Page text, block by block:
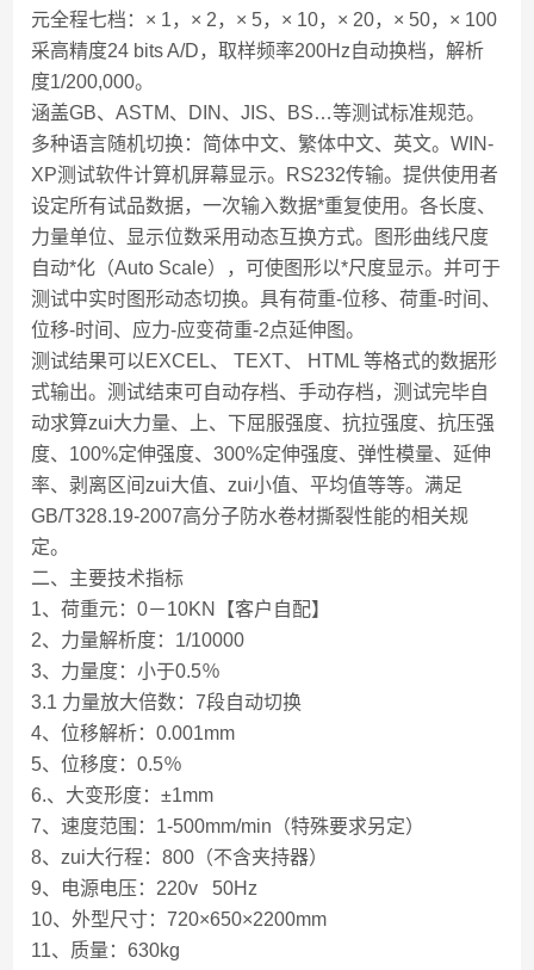
元全程七档：× 1，× 2，× 5，× 10，× 20，× 50，× 100
采高精度24 bits A/D，取样频率200Hz自动换档，解析
度1/200,000。
涵盖GB、ASTM、DIN、JIS、BS…等测试标准规范。
多种语言随机切换：简体中文、繁体中文、英文。WIN-
XP测试软件计算机屏幕显示。RS232传输。提供使用者
设定所有试品数据，一次输入数据*重复使用。各长度、
力量单位、显示位数采用动态互换方式。图形曲线尺度
自动*化（Auto Scale），可使图形以*尺度显示。并可于
测试中实时图形动态切换。具有荷重-位移、荷重-时间、
位移-时间、应力-应变荷重-2点延伸图。
测试结果可以EXCEL、 TEXT、 HTML 等格式的数据形
式输出。测试结束可自动存档、手动存档，测试完毕自
动求算zui大力量、上、下屈服强度、抗拉强度、抗压强
度、100%定伸强度、300%定伸强度、弹性模量、延伸
率、剥离区间zui大值、zui小值、平均值等等。满足
GB/T328.19-2007高分子防水卷材撕裂性能的相关规
定。
二、主要技术指标
1、荷重元：0－10KN【客户自配】
2、力量解析度：1/10000
3、力量度：小于0.5％
3.1 力量放大倍数：7段自动切换
4、位移解析：0.001mm
5、位移度：0.5％
6.、大变形度：±1mm
7、速度范围：1-500mm/min（特殊要求另定）
8、zui大行程：800（不含夹持器）
9、电源电压：220v 50Hz
10、外型尺寸：720×650×2200mm
11、质量：630kg